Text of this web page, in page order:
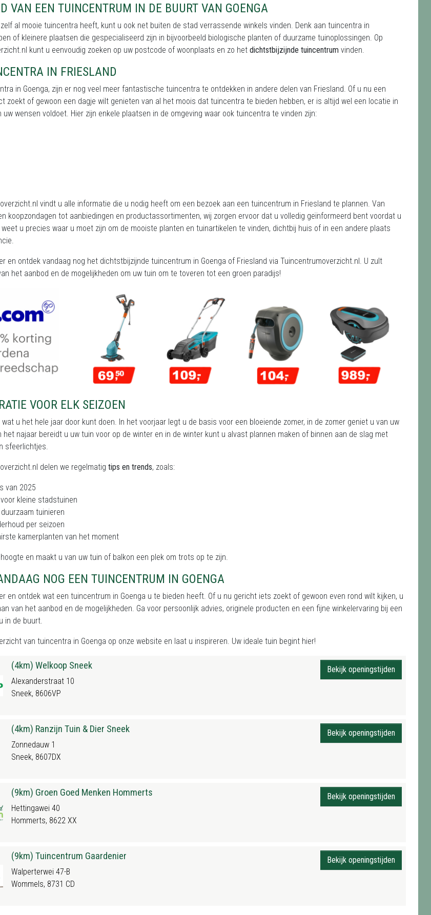
VAN EEN TUINCENTRUM IN DE BUURT VAN GOENGA
zelf al mooie tuincentra heeft, kunt u ook net buiten de stad verrassende winkels vinden. Denk aan tuincentra in
of kleinere plaatsen die gespecialiseerd zijn in bijvoorbeeld biologische planten of duurzame tuinoplossingen. Op
kunt u eenvoudig zoeken op uw postcode of woonplaats en zo het dichtstbijzijnde tuincentrum vinden.
IN FRIESLAND
in Goenga, zijn er nog veel meer fantastische tuincentra te ontdekken in andere delen van Friesland. Of u nu een
zoekt of gewoon een dagje wilt genieten van al het moois dat tuincentra te bieden hebben, er is altijd wel een locatie in
uw wensen voldoet. Hier zijn enkele plaatsen in de omgeving waar ook tuincentra te vinden zijn:
vindt u alle informatie die u nodig heeft om een bezoek aan een tuincentrum in Friesland te plannen. Van
koopzondagen tot aanbiedingen en productassortimenten, wij zorgen ervoor dat u volledig geïnformeerd bent voordat u
u precies waar u moet zijn om de mooiste planten en tuinartikelen te vinden, dichtbij huis of in een andere plaats
en ontdek vandaag nog het dichtstbijzijnde tuincentrum in Goenga of Friesland via Tuincentrumoverzicht.nl. U zult
het aanbod en de mogelijkheden om uw tuin om te toveren tot een groen paradijs!
VOOR ELK SEIZOEN
u het hele jaar door kunt doen. In het voorjaar legt u de basis voor een bloeiende zomer, in de zomer geniet u van uw
het najaar bereidt u uw tuin voor op de winter en in de winter kunt u alvast plannen maken of binnen aan de slag met
sfeerlichtjes.
delen we regelmatig tips en trends, zoals:
van 2025
kleine stadstuinen
tuinieren
per seizoen
kamerplanten van het moment
en maakt u van uw tuin of balkon een plek om trots op te zijn.
NOG EEN TUINCENTRUM IN GOENGA
en ontdek wat een tuincentrum in Goenga u te bieden heeft. Of u nu gericht iets zoekt of gewoon even rond wilt kijken, u
van het aanbod en de mogelijkheden. Ga voor persoonlijk advies, originele producten en een fijne winkelervaring bij een
in de buurt.
van tuincentra in Goenga op onze website en laat u inspireren. Uw ideale tuin begint hier!
(4km) Welkoop Sneek
Alexanderstraat 10
Sneek, 8606VP
Bekijk openingstijden
(4km) Ranzijn Tuin & Dier Sneek
Zonnedauw 1
Sneek, 8607DX
Bekijk openingstijden
(9km) Groen Goed Menken Hommerts
Hettingawei 40
Hommerts, 8622 XX
Bekijk openingstijden
(9km) Tuincentrum Gaardenier
Walperterwei 47-B
Wommels, 8731 CD
Bekijk openingstijden